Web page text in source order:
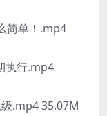
简单！.mp4
执行.mp4
.mp4 35.07M